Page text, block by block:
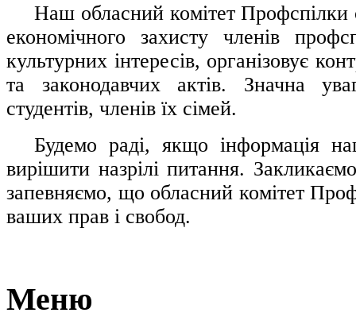
Наш обласний комітет Профспілки
економічного захисту членів
культурних інтересів, організовує
та законодавчих актів. Значна
студентів, членів їх сімей.
Будемо раді, якщо інформація
вирішити назрілі питання.
запевняємо, що обласний комітет
ваших прав і свобод.
Меню